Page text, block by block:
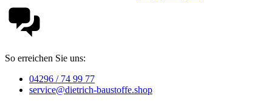
So erreichen Sie uns:
04296 / 74 99 77
service@dietrich-baustoffe.shop